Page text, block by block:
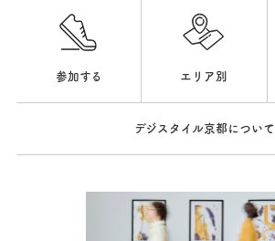
参加する エリア別
デジスタイル京都について